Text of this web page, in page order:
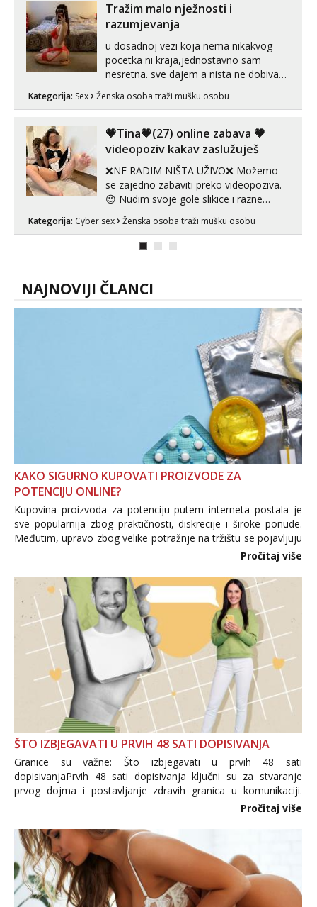
Tražim malo nježnosti i
razumjevanja
u dosadnoj vezi koja nema nikakvog
pocetka ni kraja,jednostavno sam
nesretna. sve dajem a nista ne dobivam
zadovoljiti moje potrebe,ne trazim puno
volim njezan seks i njezne poljupce po
tijelu koji me jako pale,obozavam kad
muskar...
Kategorija: Sex Ženska osoba traži mušku osobu
💗Tina💗(27) online zabava 💗
videopoziv kakav zaslužuješ
❌NE RADIM NIŠTA UŽIVO❌ Možemo
se zajedno zabaviti preko videopoziva.
😉 Nudim svoje gole slikice i razne
videouradke. 🤩 Za online zabavu pošalji
poruku na Whatsapp, Telegram ili Viber.
Kategorija: Cyber sex Ženska osoba traži mušku osobu
NAJNOVIJI ČLANCI
KAKO SIGURNO KUPOVATI PROIZVODE ZA
POTENCIJU ONLINE?
Kupovina proizvoda za potenciju putem interneta postala je
sve popularnija zbog praktičnosti, diskrecije i široke ponude.
Međutim, upravo zbog velike potražnje na tržištu se pojavljuju
i brojni krivotvoreni proizvodi, nepouzdane internetske
Pročitaj više
ŠTO IZBJEGAVATI U PRVIH 48 SATI DOPISIVANJA
Granice su važne: Što izbjegavati u prvih 48 sati
dopisivanjaPrvih 48 sati dopisivanja ključni su za stvaranje
prvog dojma i postavljanje zdravih granica u komunikaciji.
Važno je izbjeći prebrzo otkrivanje osobnih ili intimnih
informacija, jer nepoznata osoba još nije zaslužila to
povjerenje. Takođe...
Pročitaj više